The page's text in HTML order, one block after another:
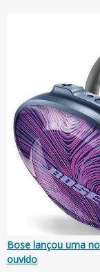
Bose lançou uma
ouvido